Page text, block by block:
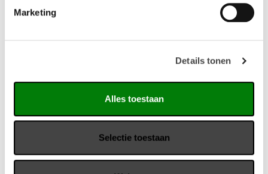
Marketing
Details tonen
Alles toestaan
Selectie toestaan
073-8000266
Gerelateerde producten